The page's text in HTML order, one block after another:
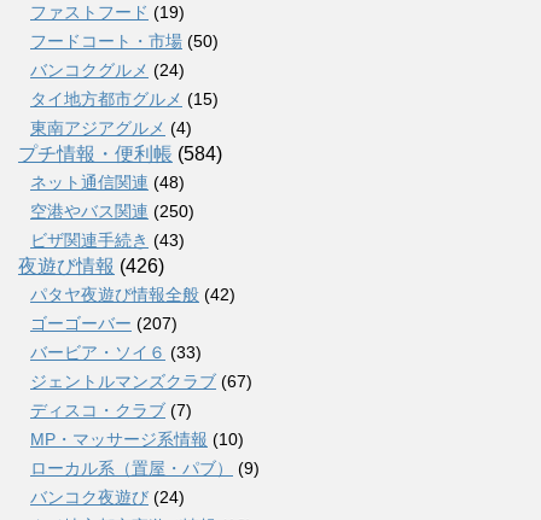
ファストフード (19)
フードコート・市場 (50)
バンコクグルメ (24)
タイ地方都市グルメ (15)
東南アジアグルメ (4)
プチ情報・便利帳 (584)
ネット通信関連 (48)
空港やバス関連 (250)
ビザ関連手続き (43)
夜遊び情報 (426)
パタヤ夜遊び情報全般 (42)
ゴーゴーバー (207)
バービア・ソイ６ (33)
ジェントルマンズクラブ (67)
ディスコ・クラブ (7)
MP・マッサージ系情報 (10)
ローカル系（置屋・パブ）
(9)
バンコク夜遊び (24)